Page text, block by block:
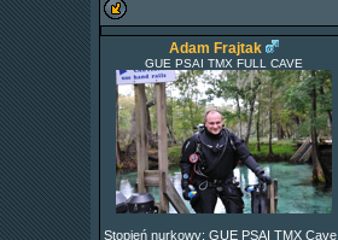
Adam Frajtak
GUE PSAI TMX FULL CAVE
Stopień nurkowy: GUE PSAI TMX Cave